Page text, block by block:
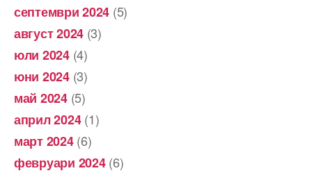
септември 2024 (5)
август 2024 (3)
юли 2024(4)
юни 2024(3)
май 2024(5)
април 2024(1)
март 2024(6)
февруари 2024(6)